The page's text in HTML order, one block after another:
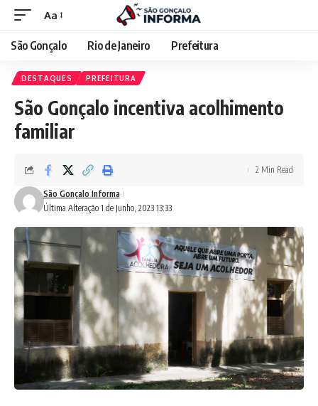
Aa
São Gonçalo Rio de Janeiro Prefeitura
DESTAQUES PREFEITURA
São Gonçalo incentiva acolhimento
familiar
Última Alteração 1 de Junho, 2023 13:33
São Gonçalo Informa
2 Min Read